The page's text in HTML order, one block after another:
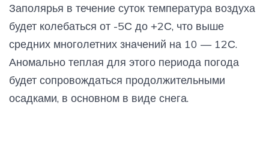
Заполярья в течение суток температура воздуха
будет колебаться от -5С до +2С, что выше
средних многолетних значений на 10 — 12С.
Аномально теплая для этого периода погода
будет сопровождаться продолжительными
осадками, в основном в виде снега.